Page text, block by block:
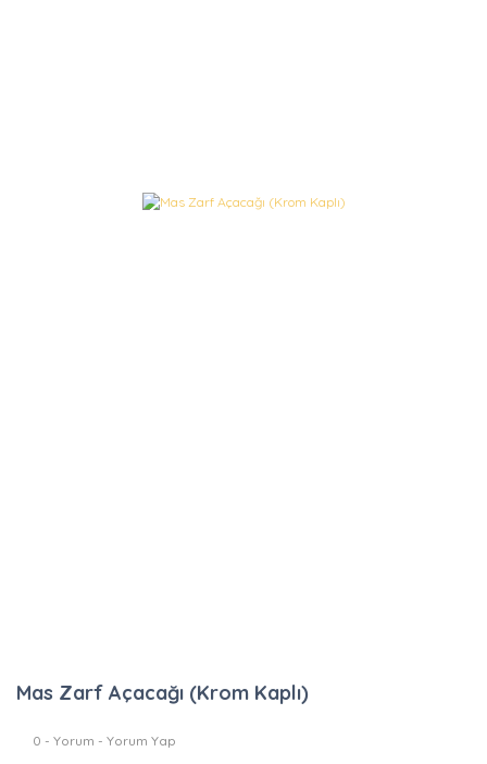
Mas Zarf Açacağı (Krom Kaplı)
0 - Yorum - Yorum Yap